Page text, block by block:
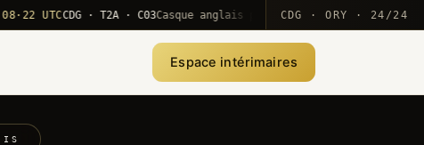
UTCCDG · T2A · C03 Casque anglais positionné · rotation MEA ·
CDG · ORY · 24/24
Espace intérimaires